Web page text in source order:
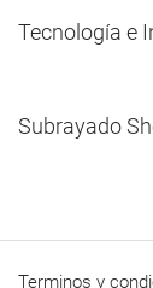
Tecnología e
Subrayado
Terminos y